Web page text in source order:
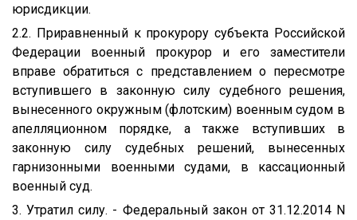
юрисдикции.
2.2. Приравненный к прокурору субъекта Российской
Федерации военный прокурор и его заместители
вправе обратиться с представлением о пересмотре
вступившего в законную силу судебного решения,
вынесенного окружным (флотским) военным судом в
апелляционном порядке, а также вступивших в
законную силу судебных решений, вынесенных
гарнизонными военными судами, в кассационный
военный суд.
3. Утратил силу. - Федеральный закон от 31.12.2014 N